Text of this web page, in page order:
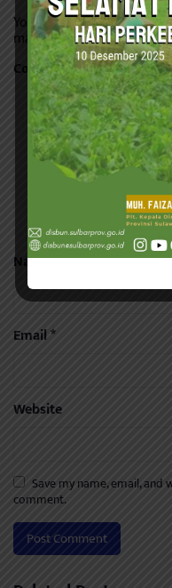
Your email address will
marked*
Comment*
Name*
Email*
Website
Save my name, email,
comment.